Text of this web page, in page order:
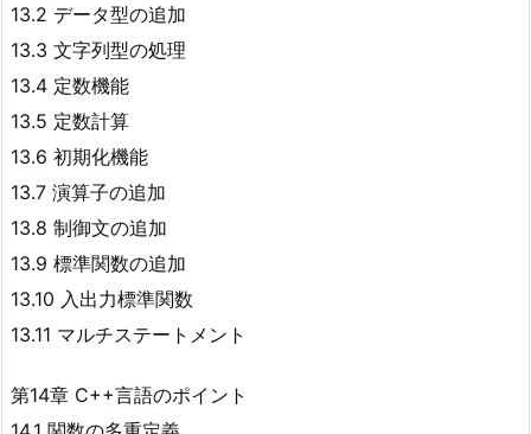
13.2 データ型の追加
13.3 文字列型の処理
13.4 定数機能
13.5 定数計算
13.6 初期化機能
13.7 演算子の追加
13.8 制御文の追加
13.9 標準関数の追加
13.10 入出力標準関数
13.11 マルチステートメント
第14章 C++言語のポイント